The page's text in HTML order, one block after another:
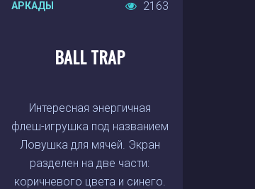
АРКАДЫ 2163
BALL TRAP
Интересная энергичная
флеш-игрушка под названием
Ловушка для мячей. Экран
разделен на две части:
коричневого цвета и синего.